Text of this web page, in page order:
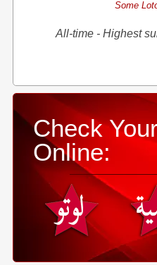
Some
All-time - Highest
Check
Online: